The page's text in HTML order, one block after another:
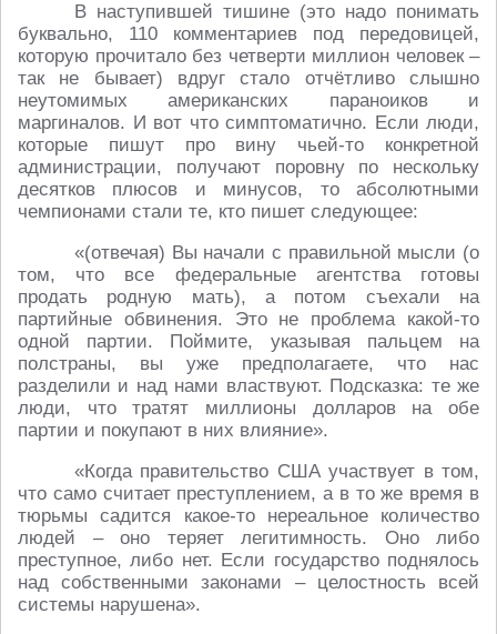
В наступившей тишине (это надо понимать
буквально, 110 комментариев под передовицей,
которую прочитало без четверти миллион человек –
так не бывает) вдруг стало отчётливо слышно
неутомимых американских параноиков и
маргиналов. И вот что симптоматично. Если люди,
которые пишут про вину чьей-то конкретной
администрации, получают поровну по нескольку
десятков плюсов и минусов, то абсолютными
чемпионами стали те, кто пишет следующее:
«(отвечая) Вы начали с правильной мысли (о
том, что все федеральные агентства готовы
продать родную мать), а потом съехали на
партийные обвинения. Это не проблема какой-то
одной партии. Поймите, указывая пальцем на
полстраны, вы уже предполагаете, что нас
разделили и над нами властвуют. Подсказка: те же
люди, что тратят миллионы долларов на обе
партии и покупают в них влияние».
«Когда правительство США участвует в том,
что само считает преступлением, а в то же время в
тюрьмы садится какое-то нереальное количество
людей – оно теряет легитимность. Оно либо
преступное, либо нет. Если государство поднялось
над собственными законами – целостность всей
системы нарушена».